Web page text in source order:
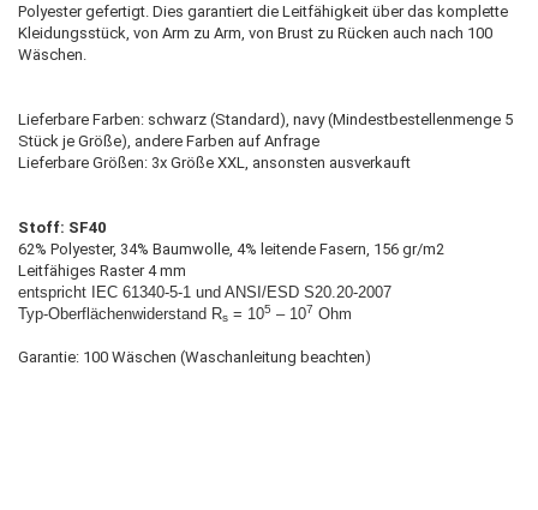
Polyester gefertigt. Dies garantiert die Leitfähigkeit über das komplette
Kleidungsstück, von Arm zu Arm, von Brust zu Rücken auch nach 100
Wäschen.
Lieferbare Farben: schwarz (Standard), navy (Mindestbestellenmenge 5
Stück je Größe), andere Farben auf Anfrage
Lieferbare Größen: 3x Größe XXL, ansonsten ausverkauft
Stoff: SF40
62% Polyester, 34% Baumwolle, 4% leitende Fasern, 156 gr/m2
Leitfähiges Raster 4 mm
entspricht IEC 61340-5-1 und ANSI/ESD S20.20-2007
Typ-Oberflächenwiderstand Rs = 105 – 107 Ohm
Garantie: 100 Wäschen (Waschanleitung beachten)